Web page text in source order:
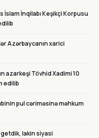
İslam İnqilabı Keşikçi Korpusu
Azərbaycanın xarici
azarkeşi Tövhid Xadimi 10
edilib
pul cəriməsinə məhkum
lakin siyasi